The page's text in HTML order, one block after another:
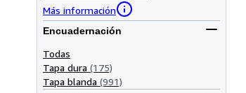
Más información
Encuadernación
Todas
Tapa dura (175)
Tapa blanda (991)